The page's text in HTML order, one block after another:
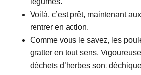
légumes.
Voilà, c’est prêt, maintenant
rentrer en action.
Comme vous le savez, les
gratter en tout sens.
déchets d’herbes sont